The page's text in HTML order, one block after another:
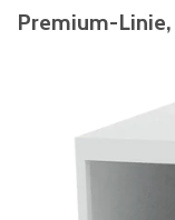
Premium-